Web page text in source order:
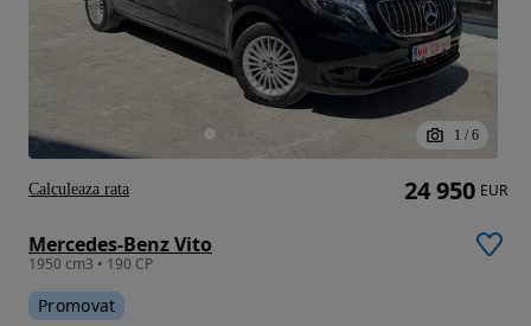
1 / 6
Mercedes-Benz Vito
1950 cm3 • 190 CP
Promovat
24 950 EUR
Calculeaza rata